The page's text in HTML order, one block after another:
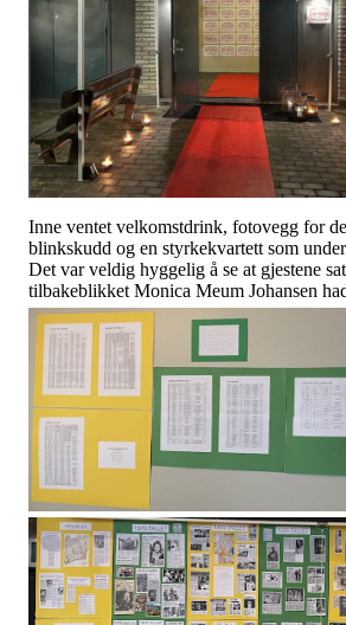
Inne ventet velkomstdrink, fotovegg for
blinkskudd og en styrkekvartett som
Det var veldig hyggelig å se at gjestene
tilbakeblikket Monica Meum Johansen